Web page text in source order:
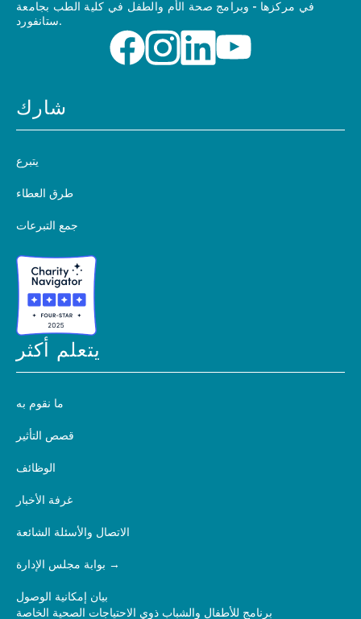
في مركزها - وبرامج صحة الأم والطفل في كلية الطب بجامعة
ستانفورد.
شارك
يتبرع
طرق العطاء
جمع التبرعات
يتعلم أكثر
ما نقوم به
قصص التأثير
الوظائف
غرفة الأخبار
الاتصال والأسئلة الشائعة
بوابة مجلس الإدارة
بيان إمكانية الوصول
برنامج للأطفال والشباب ذوي الاحتياجات الصحية الخاصة